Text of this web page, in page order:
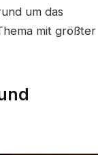
um das
mit größter